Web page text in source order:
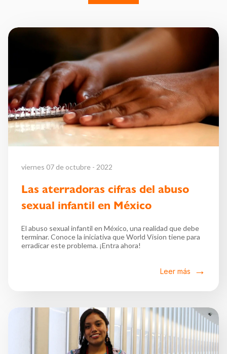
viernes 07 de octubre - 2022
Las aterradoras cifras del abuso
sexual infantil en México
El abuso sexual infantil en México, una realidad que debe
terminar. Conoce la iniciativa que World Vision tiene para
erradicar este problema. ¡Entra ahora!
Leer más